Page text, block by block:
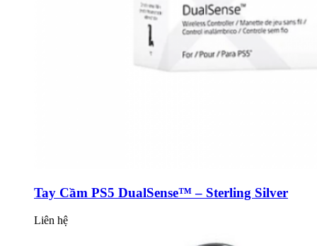
Tay Cầm PS5 DualSense™ – Sterling Silver
Liên hệ